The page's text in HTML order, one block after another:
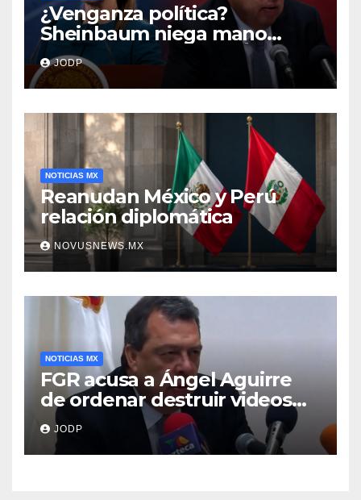
¿Venganza política?
Sheinbaum niega mano
negra en captura de Ángel
Aguirre
JODP
NOTICIAS MX
Reanudan México y Perú
relación diplomática
NOVUSNEWS.MX
NOTICIAS MX
FGR acusa a Ángel Aguirre
de ordenar destruir videos
clave del caso Ayotzinapa
JODP